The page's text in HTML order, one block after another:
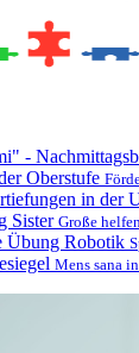
-
Oberstufe
in der
Sister Große
Übung Robotik
Mens sana